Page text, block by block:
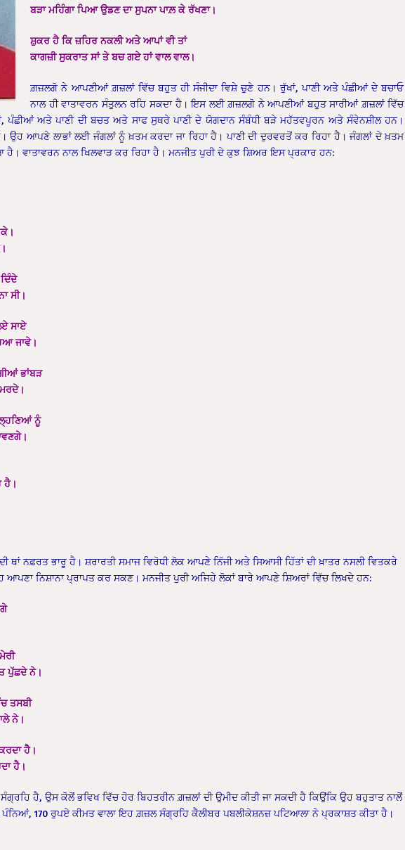
ਬੜਾ ਮਹਿੰਗਾ ਪਿਆ ਉਡਣ ਦਾ ਸੁਪਨਾ ਪਾਲ਼ ਕੇ ਰੱਖਣਾ।
ਸ਼ੁਕਰ ਹੈ ਕਿ ਜ਼ਹਿਰ ਨਕਲੀ ਅਤੇ ਆਪਾਂ ਵੀ ਤਾਂ
ਕਾਗਜ਼ੀ ਸੁਕਰਾਤ ਸਾਂ ਤੇ ਬਚ ਗਏ ਹਾਂ ਵਾਲ ਵਾਲ।
ਗ਼ਜ਼ਲਗੋ ਨੇ ਆਪਣੀਆਂ ਗ਼ਜ਼ਲਾਂ ਵਿੱਚ ਬਹੁਤ ਹੀ ਸੰਜੀਦਾ ਵਿਸ਼ੇ ਚੁਣੇ ਹਨ। ਰੁੱਖਾਂ, ਪਾਣੀ ਅਤੇ ਪੰਛੀਆਂ ਦੇ ਬਚਾਓ
ਨਾਲ ਹੀ ਵਾਤਾਵਰਨ ਸੰਤੁਲਨ ਰਹਿ ਸਕਦਾ ਹੈ। ਇਸ ਲਈ ਗ਼ਜ਼ਲਗੋ ਨੇ ਆਪਣੀਆਂ ਬਹੁਤ ਸਾਰੀਆਂ ਗ਼ਜ਼ਲਾਂ ਵਿੱਚ
ਪੰਛੀਆਂ ਅਤੇ ਪਾਣੀ ਦੀ ਬਚਤ ਅਤੇ ਸਾਫ ਸੁਥਰੇ ਪਾਣੀ ਦੇ ਯੋਗਦਾਨ ਸੰਬੰਧੀ ਬੜੇ ਮਹੱਤਵਪੂਰਨ ਅਤੇ ਸੰਵੇਨਸ਼ੀਲ ਹਨ।
ਆਪਣੇ ਲਾਭਾਂ ਲਈ ਜੰਗਲਾਂ ਨੂੰ ਖ਼ਤਮ ਕਰਦਾ ਜਾ ਰਿਹਾ ਹੈ। ਪਾਣੀ ਦੀ ਦੁਰਵਰਤੋਂ ਕਰ ਰਿਹਾ ਹੈ। ਜੰਗਲਾਂ ਦੇ ਖ਼ਤਮ
ਹੈ। ਵਾਤਾਵਰਨ ਨਾਲ ਖਿਲਵਾੜ ਕਰ ਰਿਹਾ ਹੈ। ਮਨਜੀਤ ਪੁਰੀ ਦੇ ਕੁਝ ਸ਼ਿਅਰ ਇਸ ਪ੍ਰਕਾਰ ਹਨ:
ਸੀ।
ਸਾਏ
ਜਾਵੇ।
ਭਾਂਬੜ
ਨੂੰ
ਹੈ।
ਥਾਂ ਨਫ਼ਰਤ ਭਾਰੂ ਹੈ। ਸ਼ਰਾਰਤੀ ਸਮਾਜ ਵਿਰੋਧੀ ਲੋਕ ਆਪਣੇ ਨਿੱਜੀ ਅਤੇ ਸਿਆਸੀ ਹਿੱਤਾਂ ਦੀ ਖ਼ਾਤਰ ਨਸਲੀ ਵਿਤਕਰੇ
ਨਿਸ਼ਾਨਾ ਪ੍ਰਾਪਤ ਕਰ ਸਕਣ। ਮਨਜੀਤ ਪੁਰੀ ਅਜਿਹੇ ਲੋਕਾਂ ਬਾਰੇ ਆਪਣੇ ਸ਼ਿਅਰਾਂ ਵਿੱਚ ਲਿਖਦੇ ਹਨ:
ਪੁੱਛਦੇ ਨੇ।
ਤਸਬੀ
ਨੇ।
ਹੈ।
ਹੈ।
ਹੈ, ਉਸ ਕੋਲੋਂ ਭਵਿਖ ਵਿੱਚ ਹੋਰ ਬਿਹਤਰੀਨ ਗ਼ਜ਼ਲਾਂ ਦੀ ਉਮੀਦ ਕੀਤੀ ਜਾ ਸਕਦੀ ਹੈ ਕਿਉਂਕਿ ਉਹ ਬਹੁਤਾਤ ਨਾਲੋਂ
ਪੰਨਿਆਂ, 170 ਰੁਪਏ ਕੀਮਤ ਵਾਲਾ ਇਹ ਗ਼ਜ਼ਲ ਸੰਗ੍ਰਹਿ ਕੈਲੀਬਰ ਪਬਲੀਕੇਸ਼ਨਜ਼ ਪਟਿਆਲਾ ਨੇ ਪ੍ਰਕਾਸ਼ਤ ਕੀਤਾ ਹੈ।